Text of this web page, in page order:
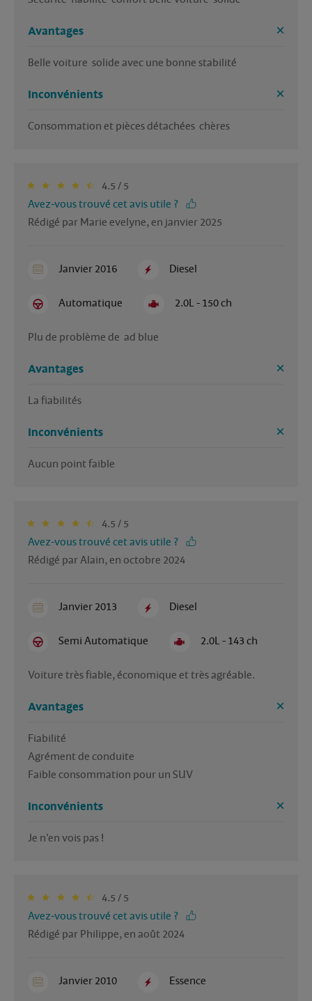
Avantages
Belle voiture  solide avec une bonne stabilité
Inconvénients
Consommation et pièces détachées  chères
4.5 / 5
Avez-vous trouvé cet avis utile ?
Rédigé par Marie evelyne, en janvier 2025
Janvier 2016 Diesel
Automatique 2.0L - 150 ch
Plu de problème de  ad blue
Avantages
La fiabilités
Inconvénients
Aucun point faible
4.5 / 5
Avez-vous trouvé cet avis utile ?
Rédigé par Alain, en octobre 2024
Janvier 2013 Diesel
Semi Automatique 2.0L - 143 ch
Voiture très fiable, économique et très agréable.
Avantages
Fiabilité
Agrément de conduite
Faible consommation pour un SUV
Inconvénients
Je n’en vois pas !
4.5 / 5
Avez-vous trouvé cet avis utile ?
Rédigé par Philippe, en août 2024
Janvier 2010 Essence